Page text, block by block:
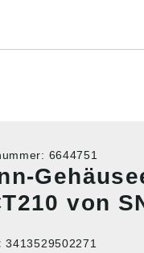
6644751
von
3413529502271